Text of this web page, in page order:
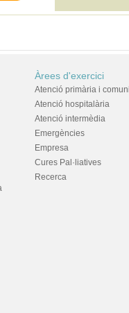
Àrees d'exercici
Atenció primària i
Atenció hospitalària
Atenció intermèdia
Emergències
Empresa
Cures Pal·liatives
Recerca